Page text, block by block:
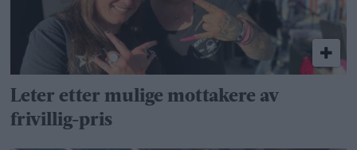
Leter etter mulige mottakere av
frivillig-pris